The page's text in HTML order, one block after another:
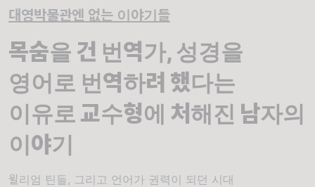
확장해드립니다.
대영박물관엔 없는 이야기들
목숨을 건 번역가, 성경을
영어로 번역하려 했다는
이유로 교수형에 처해진 남자의
이야기
윌리엄 틴들, 그리고 언어가 권력이 되던 시대